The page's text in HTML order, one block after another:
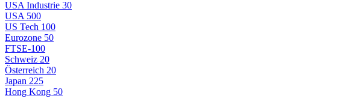
USA Industrie 30
USA 500
US Tech 100
Eurozone 50
FTSE-100
Schweiz 20
Österreich 20
Japan 225
Hong Kong 50